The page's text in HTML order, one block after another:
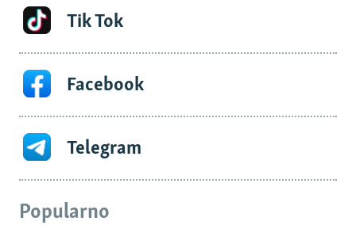
Tik Tok
Facebook
Telegram
Popularno